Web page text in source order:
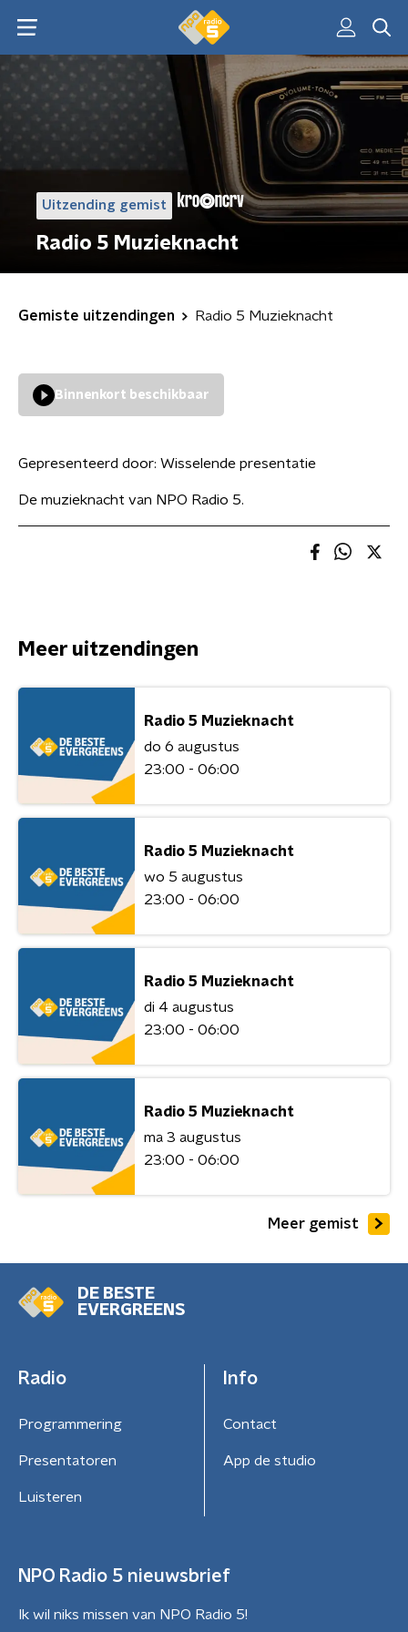
Uitzending gemist
Radio 5 Muzieknacht
Gemiste uitzendingen Radio 5 Muzieknacht
Binnenkort beschikbaar
Gepresenteerd door: Wisselende presentatie
De muzieknacht van NPO Radio 5.
Meer uitzendingen
Radio 5 Muzieknacht
do 6 augustus
23:00 - 06:00
Radio 5 Muzieknacht
wo 5 augustus
23:00 - 06:00
Radio 5 Muzieknacht
di 4 augustus
23:00 - 06:00
Radio 5 Muzieknacht
ma 3 augustus
23:00 - 06:00
Meer gemist
DE BESTE
EVERGREENS
Radio
Programmering
Presentatoren
Luisteren
Info
Contact
App de studio
NPO Radio 5 nieuwsbrief
Ik wil niks missen van NPO Radio 5!